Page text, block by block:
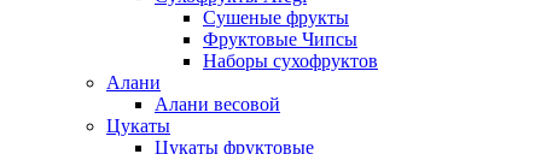
Сушеные фрукты
Фруктовые Чипсы
Наборы сухофруктов
Алани
Алани весовой
Цукаты
Цукаты фруктовые